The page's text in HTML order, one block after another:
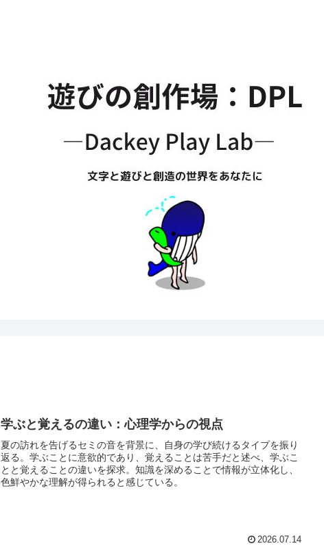
学ぶと覚えるの違い：心理学からの視点
夏の訪れを告げるセミの音を背景に、自身の学び続けるタイプを振り
返る。学ぶことに意欲的であり、覚えることは苦手だと述べ、学ぶこ
とと覚えることの違いを探求。知識を深めることで情報が立体化し、
色鮮やかな理解が得られると感じている。
2026.07.14